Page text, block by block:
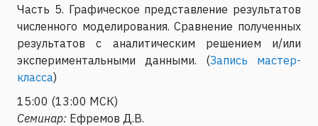
Часть 5. Графическое представление результатов
численного моделирования. Сравнение полученных
результатов с аналитическим решением и/или
экспериментальными данными. (Запись мастер-
класса)
15:00 (13:00 МСК)
Семинар: Ефремов Д.В.